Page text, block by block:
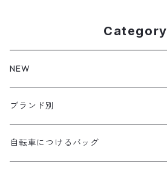
Category
NEW
ブランド別
aldr works
自転車につけるバッグ